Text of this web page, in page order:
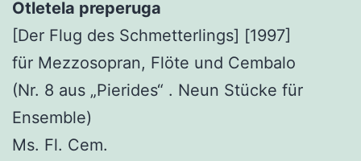
Otletela preperuga
[Der Flug des Schmetterlings] [1997]
für Mezzosopran, Flöte und Cembalo
(Nr. 8 aus „Pierides“ . Neun Stücke für
Ensemble)
Ms. Fl. Cem.